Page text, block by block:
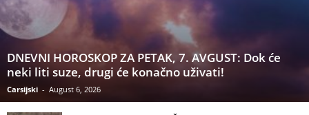
DNEVNI HOROSKOP ZA PETAK, 7. AVGUST: Dok će
neki liti suze, drugi će konačno uživati!
Carsijski - August 6, 2026